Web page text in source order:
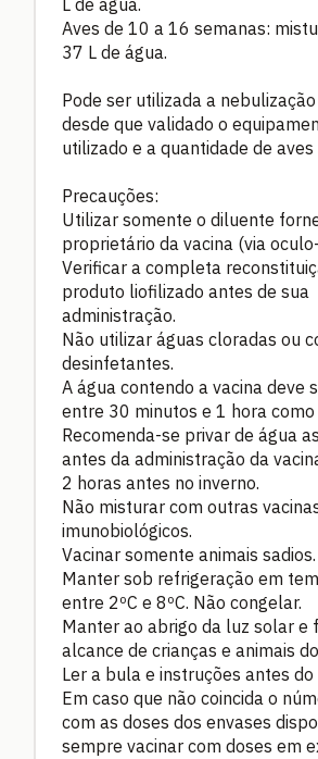
L de água.
Aves de 10 a 16 semanas:
37 L de água.
Pode ser utilizada a
desde que validado o
utilizado e a quantidade de aves
Precauções:
Utilizar somente o diluente
proprietário da vacina (via
Verificar a completa
produto liofilizado antes de sua
administração.
Não utilizar águas cloradas ou
desinfetantes.
A água contendo a vacina deve
entre 30 minutos e 1 hora como
Recomenda-se privar de água
antes da administração da
2 horas antes no inverno.
Não misturar com outras
imunobiológicos.
Vacinar somente animais sadios.
Manter sob refrigeração em
entre 2ºC e 8ºC. Não congelar.
Manter ao abrigo da luz solar e
alcance de crianças e animais
Ler a bula e instruções antes do
Em caso que não coincida o
com as doses dos envases
sempre vacinar com doses em